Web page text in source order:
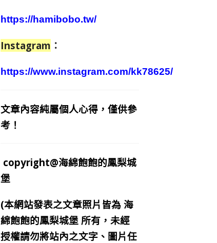
https://hamibobo.tw/
Instagram ：
https://www.instagram.com/kk78625/
文章內容純屬個人心得，僅供參
考！
copyright@海綿飽飽的鳳梨城
堡
(本網站發表之文章照片皆為 海
綿飽飽的鳳梨城堡 所有，未經
授權請勿將站內之文字、圖片任